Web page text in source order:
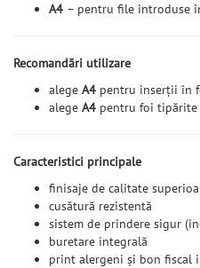
A4 – pentru file introduse
Recomandări utilizare
alege A4 pentru inserții în
alege A4 pentru foi
Caracteristici principale
finisaje de calitate
cusătură rezistentă
sistem de prindere sigur
buretare integrală
print alergeni și bon fiscal